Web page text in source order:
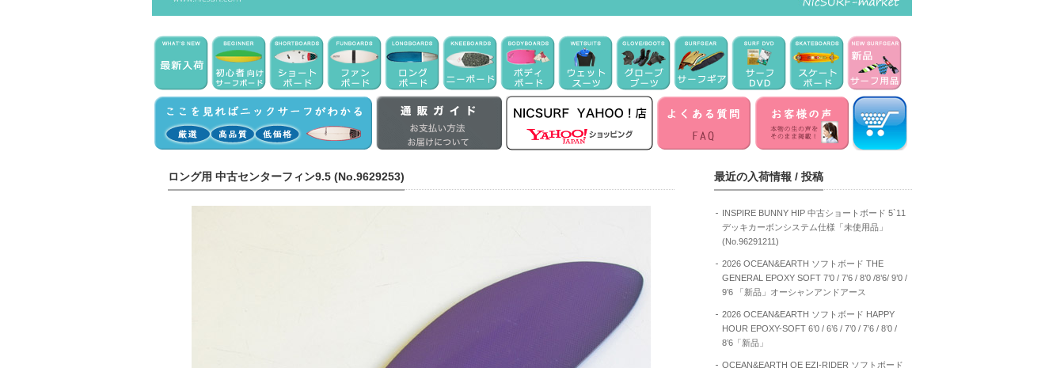
ロング用 中古センターフィン9.5 (No.9629253) 最近の入荷情報 / 投稿
INSPIRE BUNNY HIP 中古ショートボード 5`11
デッキカーボンシステム仕様「未使用品」
(No.96291211)
2026 OCEAN&EARTH ソフトボード THE
GENERAL EPOXY SOFT 7’0 / 7’6 / 8’0 /8’6/ 9’0 /
9’6 「新品」オーシャンアンドアース
2026 OCEAN&EARTH ソフトボード HAPPY
HOUR EPOXY-SOFT 6’0 / 6’6 / 7’0 / 7’6 / 8’0 /
8’6「新品」
OCEAN&EARTH OE EZI-RIDER ソフトボード